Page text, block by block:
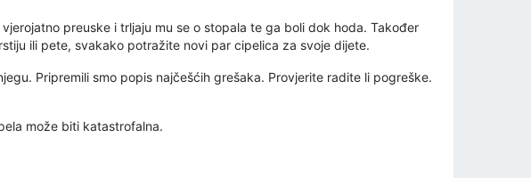
preuske i trljaju mu se o stopala te ga boli dok hoda. Također
ili pete, svakako potražite novi par cipelica za svoje dijete.
Pripremili smo popis najčešćih grešaka. Provjerite radite li pogreške.
može biti katastrofalna.